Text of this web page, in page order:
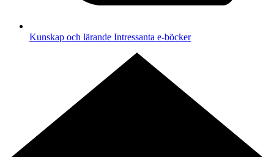
Kunskap och lärande Intressanta e-böcker